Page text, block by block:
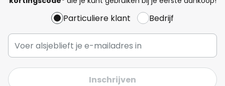
Particuliere klant Bedrijf
Inschrijven